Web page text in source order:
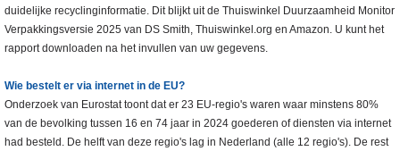
duidelijke recyclinginformatie. Dit blijkt uit de Thuiswinkel Duurzaamheid Monitor
Verpakkingsversie 2025 van DS Smith, Thuiswinkel.org en Amazon. U kunt het
rapport downloaden na het invullen van uw gegevens.
Wie bestelt er via internet in de EU?
Onderzoek van Eurostat toont dat er 23 EU-regio's waren waar minstens 80%
van de bevolking tussen 16 en 74 jaar in 2024 goederen of diensten via internet
had besteld. De helft van deze regio's lag in Nederland (alle 12 regio's). De rest